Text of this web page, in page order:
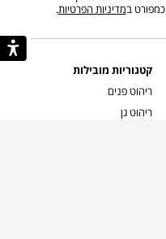
כמפורט במדיניות הפרטיות.
קטגוריות מובילות
ריהוט פנים
ריהוט גן